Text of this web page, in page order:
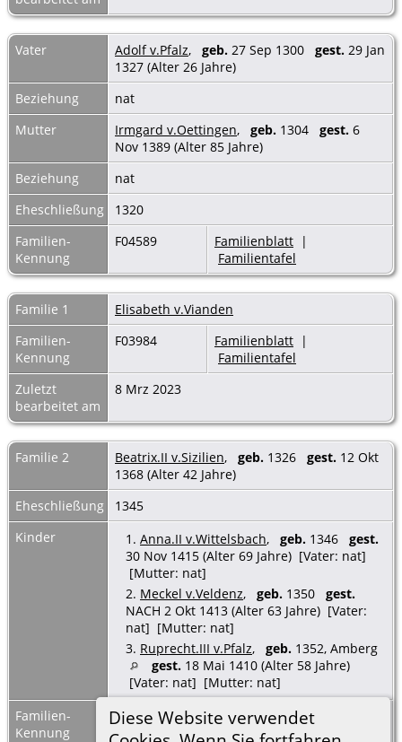
Diese Website verwendet
Vater Adolf v.Pfalz, geb. 27 Sep 1300 gest. 29 Jan
1327 (Alter 26 Jahre)
Beziehung
nat
Mutter
Irmgard v.Oettingen, geb. 1304 gest. 6
Nov 1389 (Alter 85 Jahre)
Beziehung
nat
Eheschließung
1320
Familien-
Kennung
F04589 Familienblatt |
Familientafel
Familie 1
Elisabeth v.Vianden
Familien-
Kennung
F03984 Familienblatt |
Familientafel
Zuletzt
bearbeitet am
8 Mrz 2023
Familie 2 Beatrix.II v.Sizilien, geb. 1326 gest. 12 Okt
1368 (Alter 42 Jahre)
Eheschließung
1345
Kinder
1. Anna.II v.Wittelsbach, geb. 1346 gest.
30 Nov 1415 (Alter 69 Jahre) [Vater: nat]
[Mutter: nat]
2. Meckel v.Veldenz, geb. 1350 gest.
NACH 2 Okt 1413 (Alter 63 Jahre) [Vater:
nat] [Mutter: nat]
3. Ruprecht.III v.Pfalz, geb. 1352, Amberg
gest. 18 Mai 1410 (Alter 58 Jahre)
[Vater: nat] [Mutter: nat]
Familien-
Kennung
F04588 Familienblatt|
Familientafel